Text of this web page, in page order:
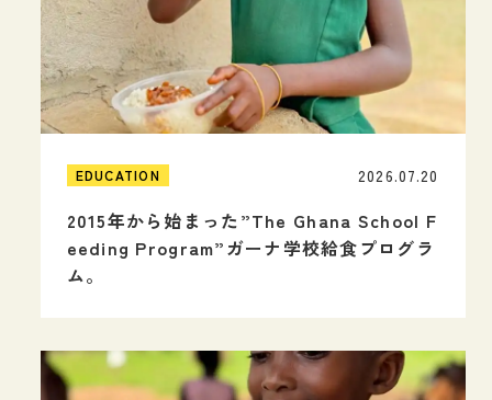
EDUCATION
2015年から始まった”The Ghana School F
eeding Program”ガーナ学校給食プログラ
ム。
2026.07.20